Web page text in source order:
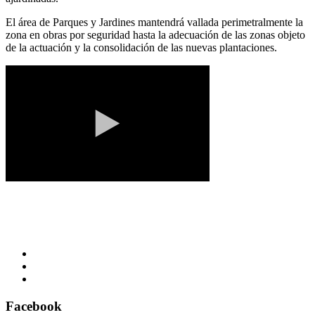
El área de Parques y Jardines mantendrá vallada perimetralmente la
zona en obras por seguridad hasta la adecuación de las zonas objeto
de la actuación y la consolidación de las nuevas plantaciones.
Facebook